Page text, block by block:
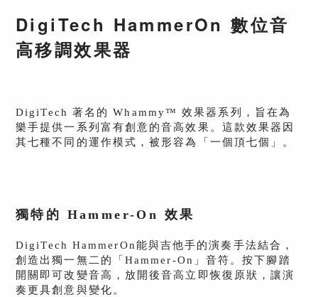
DigiTech HammerOn 數位音
高移調效果器
DigiTech 著名的 Whammy™ 效果器系列，旨在為
樂手提供一系列富有創意的音高效果。這款效果器因
其七種不同的運作模式，被形容為「一個頂七個」。
獨特的 Hammer-On 效果
DigiTech HammerOn能與吉他手的演奏手法結合，
創造出獨一無二的「Hammer-On」音符。按下腳踏
開關即可改變音高，放開後音高立即恢復原狀，讓演
奏更具創意與變化。